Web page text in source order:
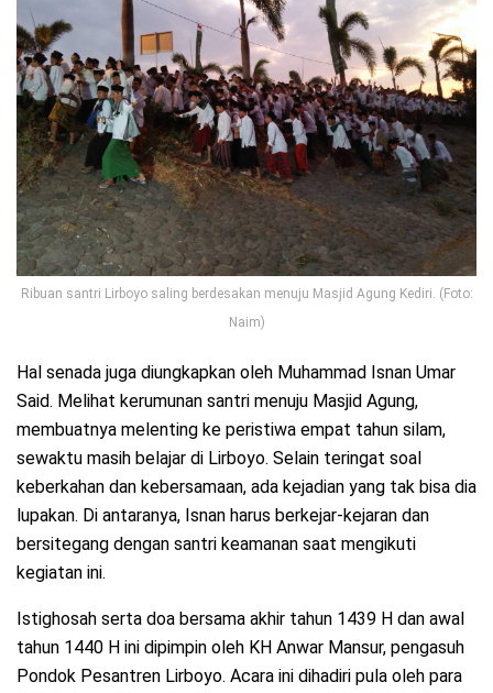
Ribuan santri Lirboyo saling berdesakan menuju Masjid Agung Kediri. (Foto:
Naim)
Hal senada juga diungkapkan oleh Muhammad Isnan Umar
Said. Melihat kerumunan santri menuju Masjid Agung,
membuatnya melenting ke peristiwa empat tahun silam,
sewaktu masih belajar di Lirboyo. Selain teringat soal
keberkahan dan kebersamaan, ada kejadian yang tak bisa dia
lupakan. Di antaranya, Isnan harus berkejar-kejaran dan
bersitegang dengan santri keamanan saat mengikuti
kegiatan ini.
Istighosah serta doa bersama akhir tahun 1439 H dan awal
tahun 1440 H ini dipimpin oleh KH Anwar Mansur, pengasuh
Pondok Pesantren Lirboyo. Acara ini dihadiri pula oleh para